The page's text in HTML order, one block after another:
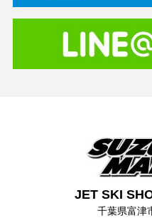
JET SKI
千葉県富津